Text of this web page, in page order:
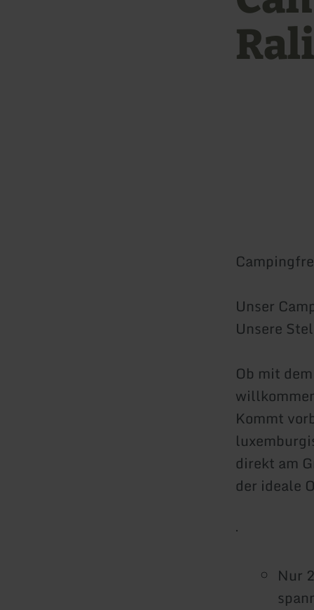
Unser
Unsere
Ob mit
Kommt
direkt am
der ideale
·
Nur